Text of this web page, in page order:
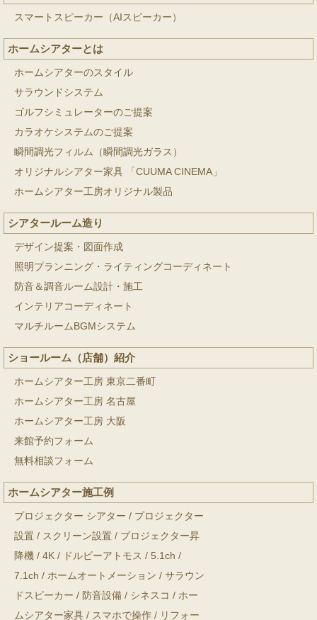
スマートスピーカー（AIスピーカー）
ホームシアターとは
ホームシアターのスタイル
サラウンドシステム
ゴルフシミュレーターのご提案
カラオケシステムのご提案
瞬間調光フィルム（瞬間調光ガラス）
オリジナルシアター家具 「CUUMA CINEMA」
ホームシアター工房オリジナル製品
シアタールーム造り
デザイン提案・図面作成
照明プランニング・ライティングコーディネート
防音＆調音ルーム設計・施工
インテリアコーディネート
マルチルームBGMシステム
ショールーム（店舗）紹介
ホームシアター工房 東京二番町
ホームシアター工房 名古屋
ホームシアター工房 大阪
来館予約フォーム
無料相談フォーム
ホームシアター施工例
プロジェクター シアター / プロジェクター
設置 / スクリーン設置 / プロジェクター昇
降機 / 4K / ドルビーアトモス / 5.1ch /
7.1ch / ホームオートメーション / サラウン
ドスピーカー / 防音設備 / シネスコ / ホー
ムシアター家具 / スマホで操作 / リフォー